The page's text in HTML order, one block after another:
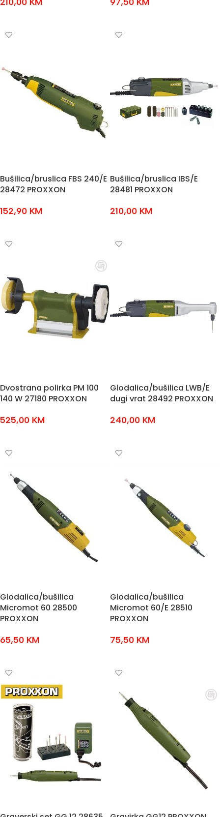
Bušilica/bruslica FBS 240/E
28472 PROXXON
152,90 KM
Bušilica/bruslica IBS/E
28481 PROXXON
210,00 KM
Dvostrana polirka PM 100
140 W 27180 PROXXON
525,00 KM
Glodalica/bušilica LWB/E
dugi vrat 28492 PROXXON
240,00 KM
Glodalica/bušilica
Micromot 60 28500
PROXXON
65,50 KM
Glodalica/bušilica
Micromot 60/E 28510
PROXXON
75,50 KM